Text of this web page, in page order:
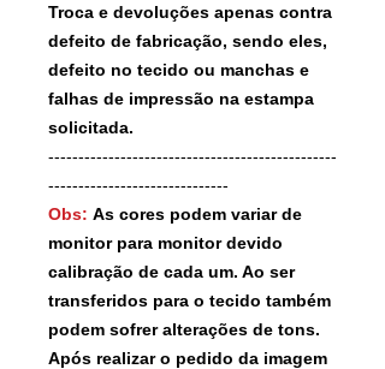
Troca e devoluções apenas contra
defeito de fabricação, sendo eles,
defeito no tecido ou manchas e
falhas de impressão na estampa
solicitada.
------------------------------------------------
------------------------------
Obs: As cores podem variar de
monitor para monitor devido
calibração de cada um. Ao ser
transferidos para o tecido também
podem sofrer alterações de tons.
Após realizar o pedido da imagem